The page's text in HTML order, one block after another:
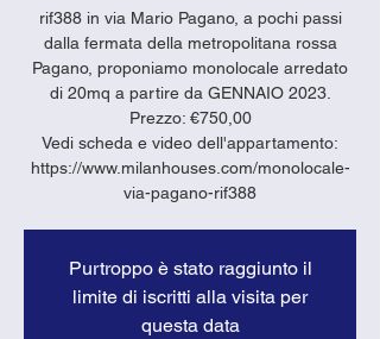
rif388 in via Mario Pagano, a pochi passi
dalla fermata della metropolitana rossa
Pagano, proponiamo monolocale arredato
di 20mq a partire da GENNAIO 2023.
Prezzo: €750,00
Vedi scheda e video dell'appartamento:
https://www.milanhouses.com/monolocale-
via-pagano-rif388
Purtroppo è stato raggiunto il
limite di iscritti alla visita per
questa data